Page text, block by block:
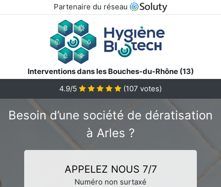
Partenaire du réseau
Interventions dans les Bouches-du-Rhône (13)
4.9/5
(107 votes)
Besoin d’une société de dératisation
à Arles ?
APPELEZ NOUS 7/7
Numéro non surtaxé